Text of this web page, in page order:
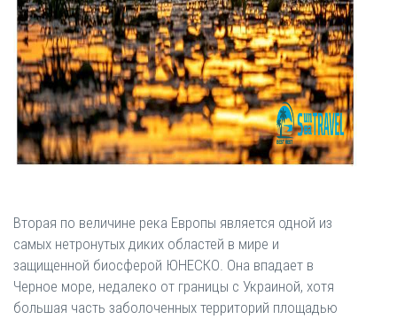
Вторая по величине река Европы является одной из
самых нетронутых диких областей в мире и
защищенной биосферой ЮНЕСКО. Она впадает в
Черное море, недалеко от границы с Украиной, хотя
большая часть заболоченных территорий площадью